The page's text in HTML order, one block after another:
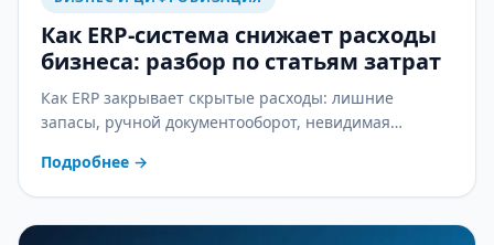
Как ERP-система снижает расходы
бизнеса: разбор по статьям затрат
Как ERP закрывает скрытые расходы: лишние
запасы, ручной документооборот, невидимая
разбор.
Подробнее →